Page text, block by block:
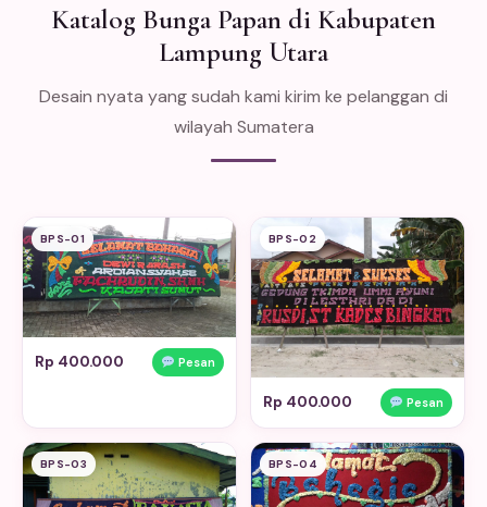
Katalog Bunga Papan di Kabupaten
Lampung Utara
Desain nyata yang sudah kami kirim ke pelanggan di
wilayah Sumatera
BPS-01
Rp 400.000 Pesan
BPS-02
Rp 400.000 Pesan
BPS-03 BPS-04